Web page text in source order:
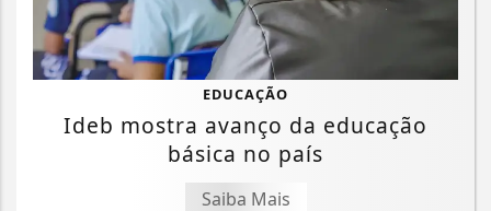
EDUCAÇÃO
Ideb mostra avanço da educação
básica no país
Saiba Mais